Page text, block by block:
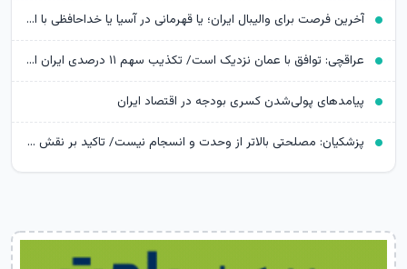
آخرین فرصت برای والیبال ایران؛ یا قهرمانی در آسیا یا خداحافظی با المپیک
عراقچی: توافق با عمان نزدیک است/ تکذیب سهم ۱۱ درصدی ایران از خزر
پیامدهای پولی‌شدن کسری بودجه در اقتصاد ایران
پزشکیان: مصلحتی بالاتر از وحدت و انسجام نیست/ تاکید بر نقش خبرنگاران در ایجاد فضای همدلی